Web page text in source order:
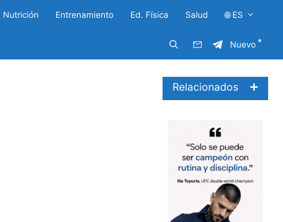
Nutrición Entrenamiento Ed. Física Salud 🌐 ES
Nuevo
Relacionados